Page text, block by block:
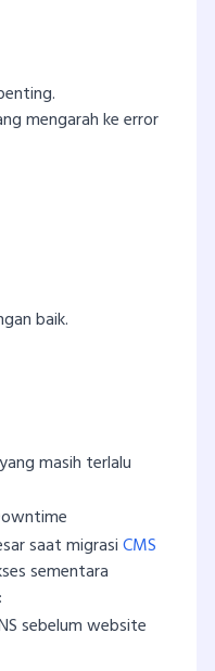
mengarah ke error
baik.
masih terlalu
saat migrasiCMS
sementara
sebelum website